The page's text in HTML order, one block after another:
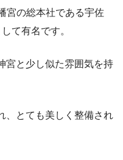
宮の総本社である宇佐
て有名です。
宮と少し似た雰囲気を持
、とても美しく整備され